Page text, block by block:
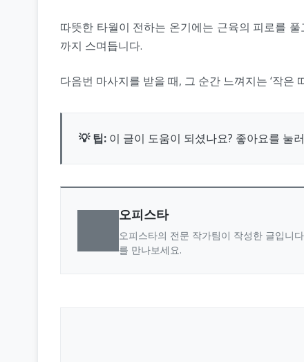
따뜻한 타월이 전하는 온기에는 근육의 피로를
까지 스며듭니다.
다음번 마사지를 받을 때, 그 순간 느껴지는 ‘작은
💡 팁: 이 글이 도움이 되셨나요? 좋아요를 눌
오피스타
오피스타의 전문 작가팀이 작성한 글입니
를 만나보세요.